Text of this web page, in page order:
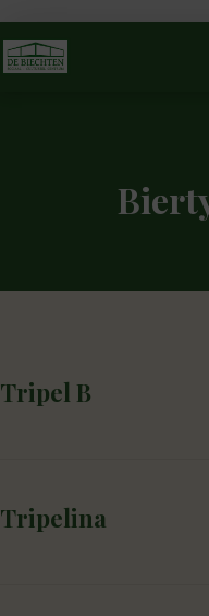
Tripel B
Tripelina